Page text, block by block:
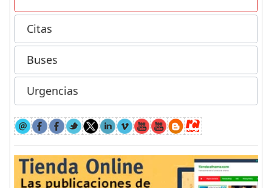
Citas
Buses
Urgencias